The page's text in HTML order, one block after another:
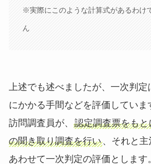
※実際にこのような計算式があるわけ
ん
上述でも述べましたが、一次判
にかかる手間などを評価していま
訪問調査員が、 認定調査票をも
の聞き取り調査を行い、それと主
あわせて一次判定の評価とします